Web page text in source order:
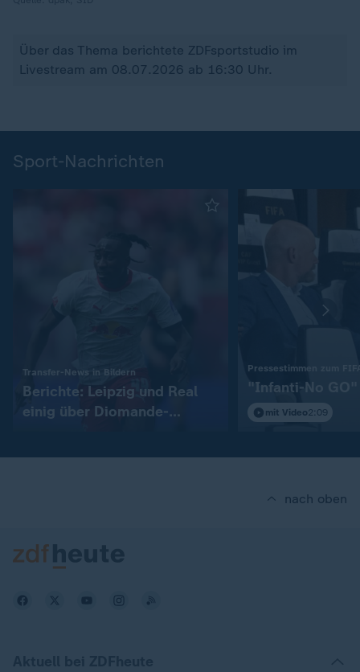
Über das Thema berichtete ZDFsportstudio im
Livestream am 08.07.2026 ab 16:30 Uhr.
Sport-Nachrichten
Transfer-News in Bildern
Berichte: Leipzig und Real
einig über Diomande-
Pressestimmen zum
"Infanti-No GO"
mit Video2:09
nach oben